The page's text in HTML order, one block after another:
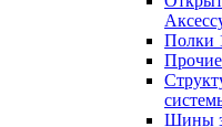
Полки
Шины